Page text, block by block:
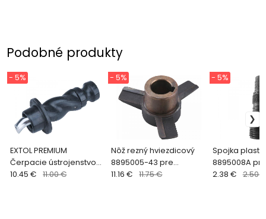
Podobné produkty
EXTOL PREMIUM
Čerpacie ústrojenstvo
8895061A pre 8895061
- 5%
10.45 € 11.00 €
Nôž rezný hviezdicový
8895005-43 pre
8895005
- 5%
11.16 € 11.75 €
Spojka
8895008A
- 5%
2.38 € 2.50 €